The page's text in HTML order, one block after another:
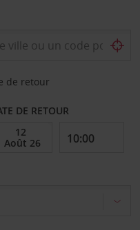
de retour
DE RETOUR